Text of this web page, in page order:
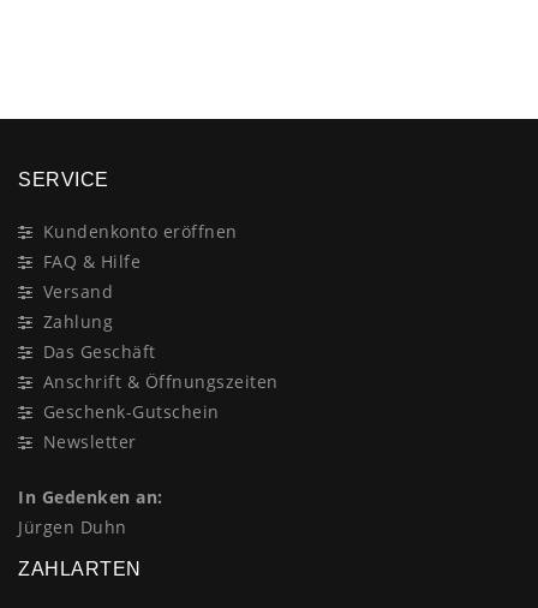
SERVICE
Kundenkonto eröffnen
FAQ & Hilfe
Versand
Zahlung
Das Geschäft
Anschrift & Öffnungszeiten
Geschenk-Gutschein
Newsletter
In Gedenken an:
Jürgen Duhn
ZAHLARTEN